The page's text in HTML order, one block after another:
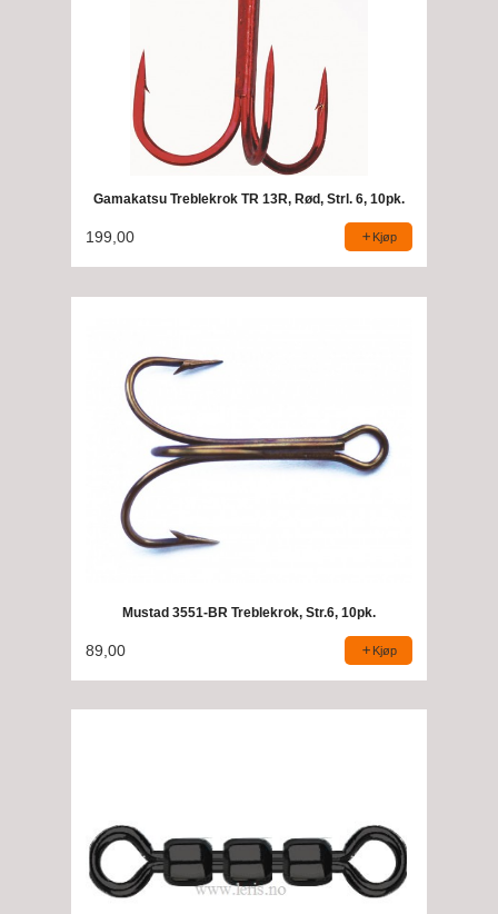
Gamakatsu Treblekrok TR 13R, Rød, Strl. 6, 10pk.
199,00 Kjøp
Mustad 3551-BR Treblekrok, Str.6, 10pk.
89,00 Kjøp